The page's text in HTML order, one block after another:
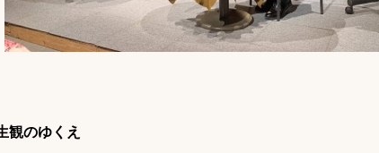
観のゆくえ